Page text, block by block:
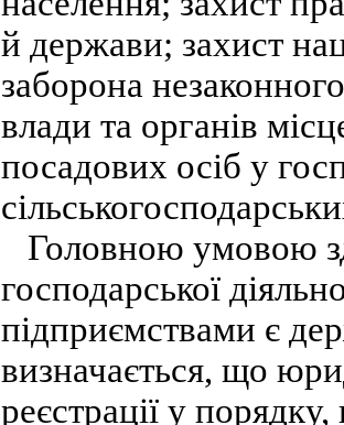
й держави; захист
заборона
влади та органів
посадових осіб у
Головною умовою
господарської
підприємствами є
визначається, що
реєстрації у